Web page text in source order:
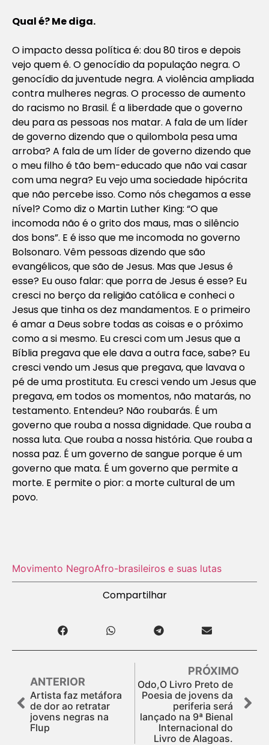
Qual é? Me diga.
O impacto dessa política é: dou 80 tiros e depois
vejo quem é. O genocídio da população negra. O
genocídio da juventude negra. A violência ampliada
contra mulheres negras. O processo de aumento
do racismo no Brasil. É a liberdade que o governo
deu para as pessoas nos matar. A fala de um líder
de governo dizendo que o quilombola pesa uma
arroba? A fala de um líder de governo dizendo que
o meu filho é tão bem-educado que não vai casar
com uma negra? Eu vejo uma sociedade hipócrita
que não percebe isso. Como nós chegamos a esse
nível? Como diz o Martin Luther King: “O que
incomoda não é o grito dos maus, mas o silêncio
dos bons”. E é isso que me incomoda no governo
Bolsonaro. Vêm pessoas dizendo que são
evangélicos, que são de Jesus. Mas que Jesus é
esse? Eu ouso falar: que porra de Jesus é esse? Eu
cresci no berço da religião católica e conheci o
Jesus que tinha os dez mandamentos. E o primeiro
é amar a Deus sobre todas as coisas e o próximo
como a si mesmo. Eu cresci com um Jesus que a
Bíblia pregava que ele dava a outra face, sabe? Eu
cresci vendo um Jesus que pregava, que lavava o
pé de uma prostituta. Eu cresci vendo um Jesus que
pregava, em todos os momentos, não matarás, no
testamento. Entendeu? Não roubarás. É um
governo que rouba a nossa dignidade. Que rouba a
nossa luta. Que rouba a nossa história. Que rouba a
nossa paz. É um governo de sangue porque é um
governo que mata. É um governo que permite a
morte. E permite o pior: a morte cultural de um
povo.
Movimento NegroAfro-brasileiros e suas lutas
Compartilhar
ANTERIOR
Artista faz metáfora
de dor ao retratar
jovens negras na
Flup
PRÓXIMO
Odo,O Livro Preto de
Poesia de jovens da
periferia será
lançado na 9ª Bienal
Internacional do
Livro de Alagoas.